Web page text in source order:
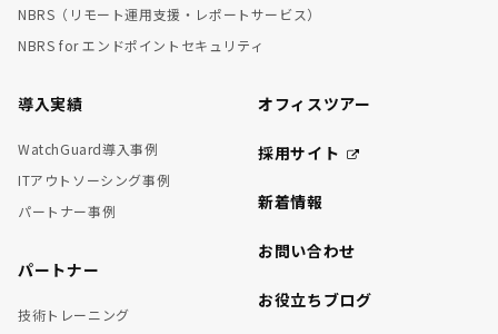
NBRS（リモート運用支援・レポートサービス）
NBRS for エンドポイントセキュリティ
導入実績
WatchGuard導入事例
ITアウトソーシング事例
パートナー事例
パートナー
技術トレーニング
オフィスツアー
採用サイト
新着情報
お問い合わせ
お役立ちブログ